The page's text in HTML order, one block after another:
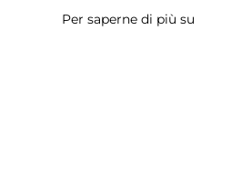
Per saperne di più su